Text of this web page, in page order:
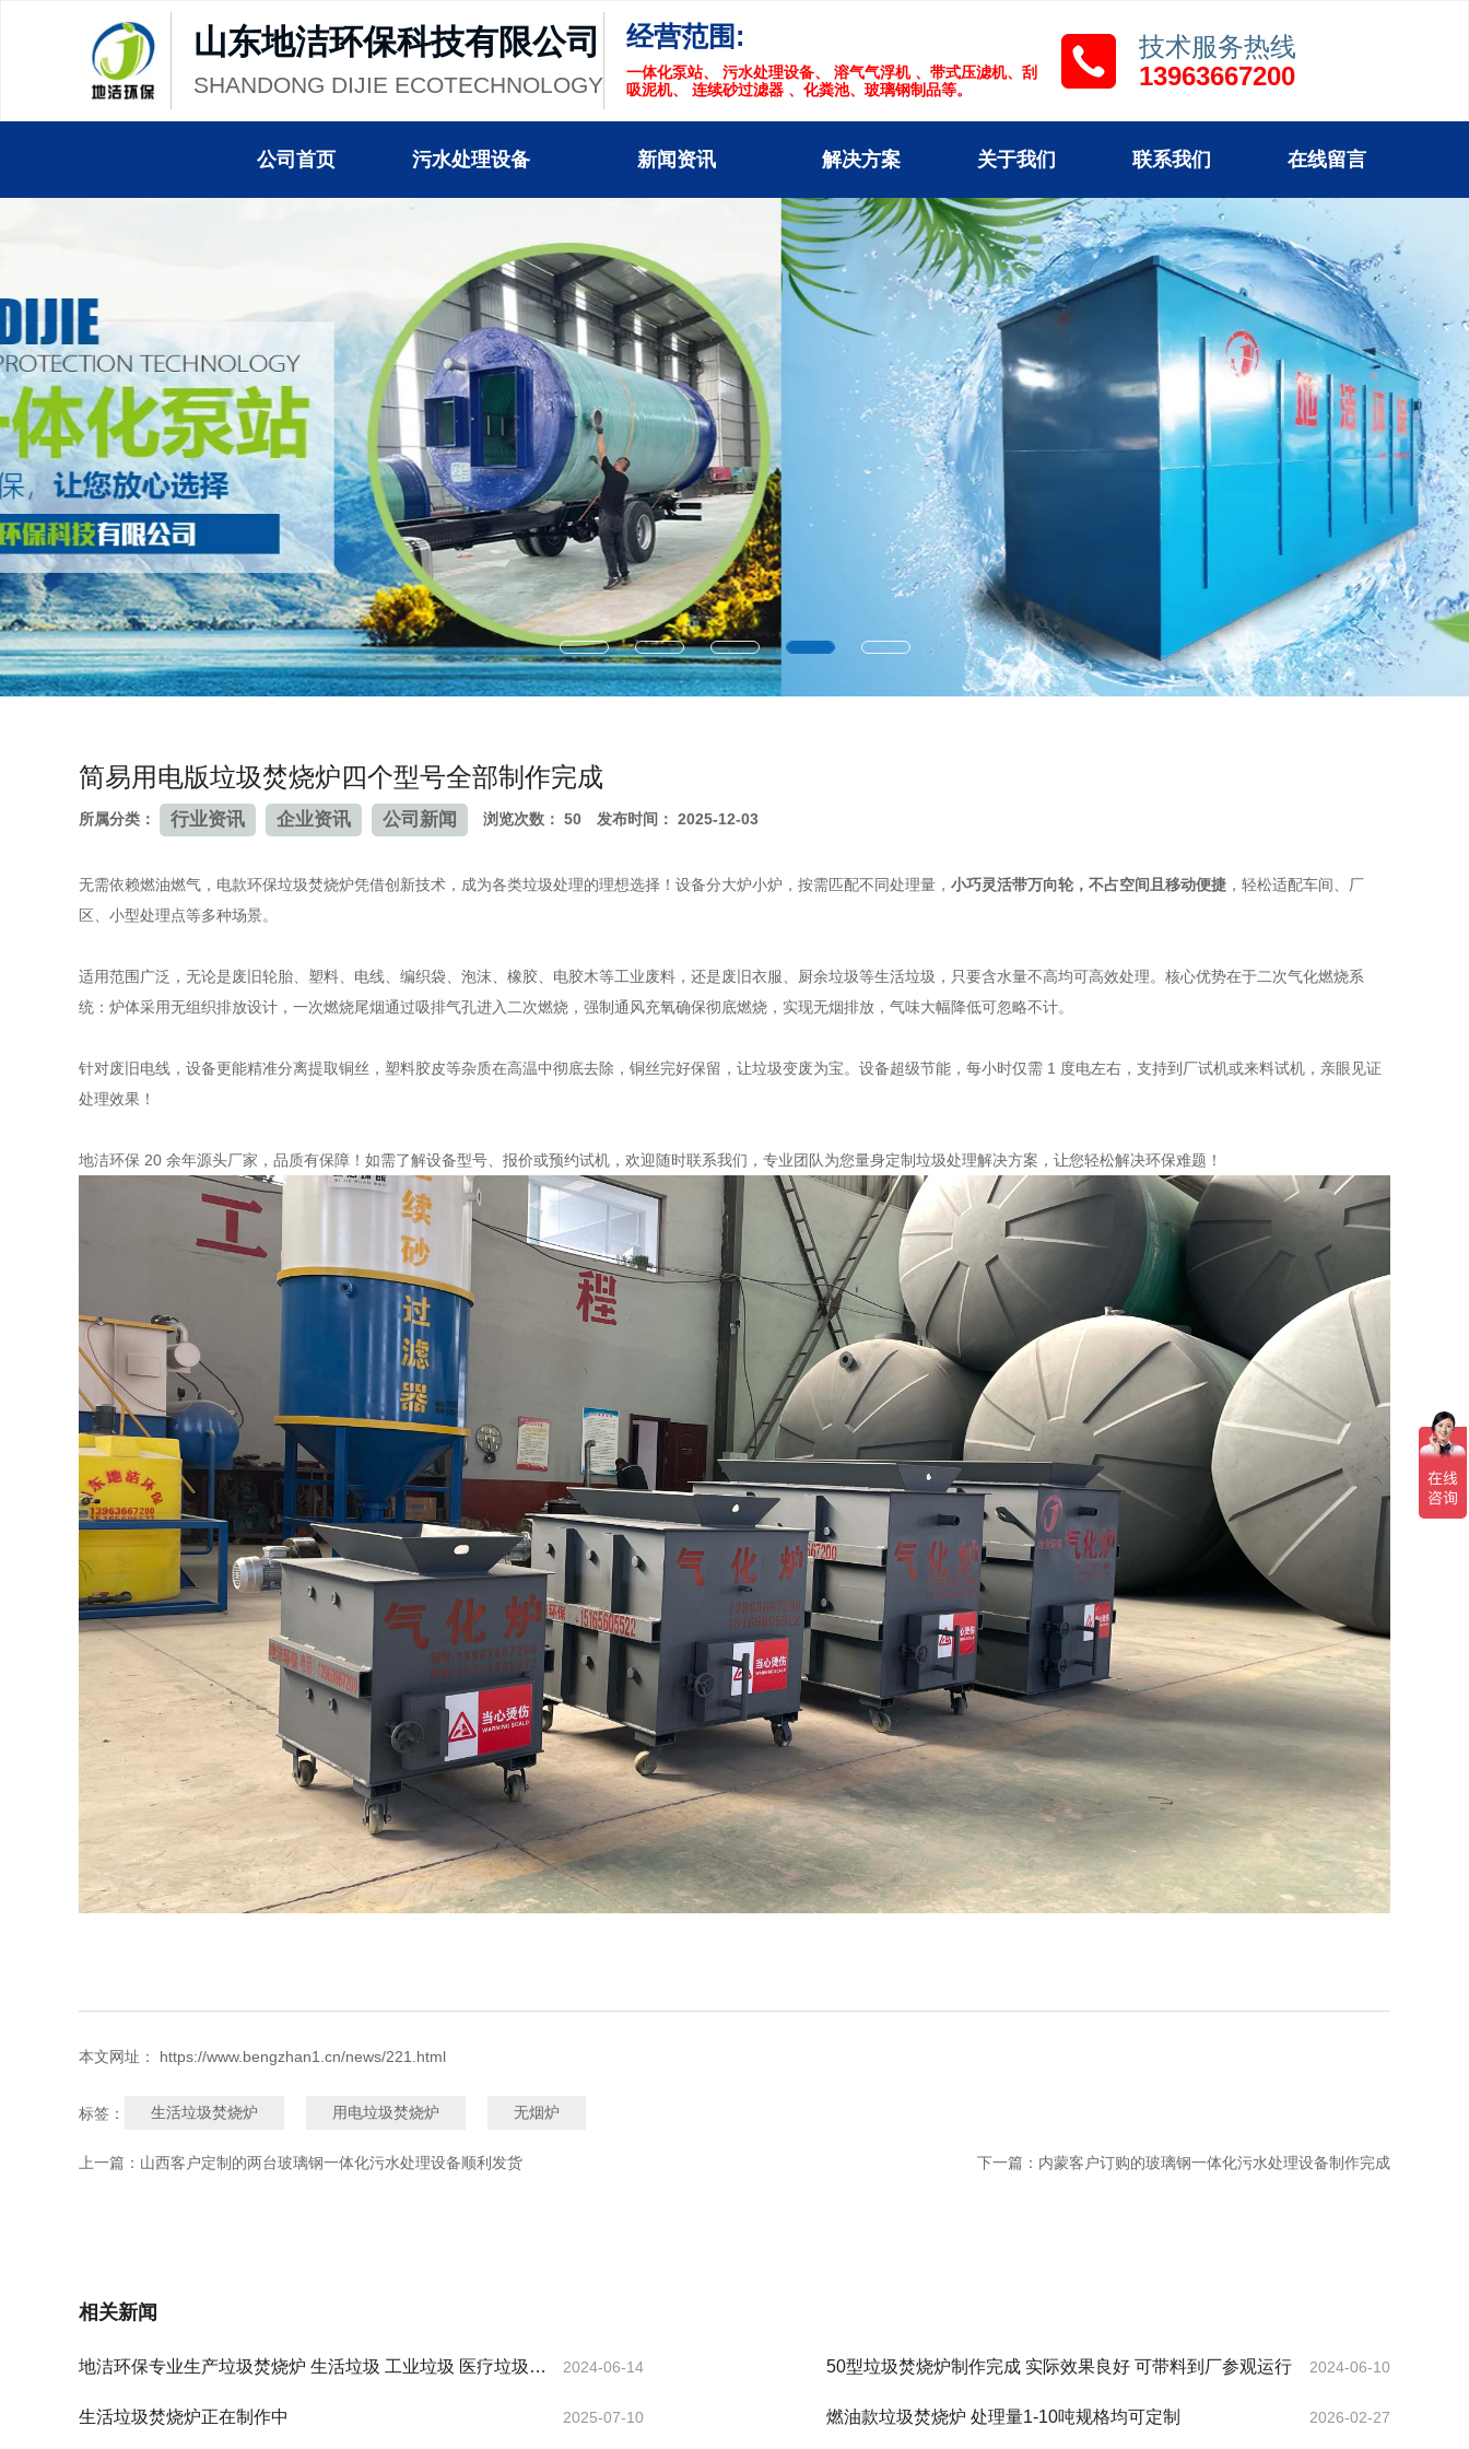
山东地洁环保科技有限公司
SHANDONG DIJIE ECOTECHNOLOGY
经营范围:
一体化泵站、 污水处理设备、 溶气气浮机 、带式压滤机、刮
吸泥机、 连续砂过滤器 、化粪池、玻璃钢制品等。
技术服务热线
13963667200
公司首页 污水处理设备 新闻资讯 解决方案 关于我们 联系我们 在线留言
简易用电版垃圾焚烧炉四个型号全部制作完成
所属分类： 行业资讯 企业资讯 公司新闻 浏览次数： 50 发布时间： 2025-12-03
无需依赖燃油燃气，电款环保垃圾焚烧炉凭借创新技术，成为各类垃圾处理的理想选择！设备分大炉小炉，按需匹配不同处理量， 小巧灵活带万向轮，不占空间且移动便捷 ，轻松适配车间、厂
区、小型处理点等多种场景。
适用范围广泛，无论是废旧轮胎、塑料、电线、编织袋、泡沫、橡胶、电胶木等工业废料，还是废旧衣服、厨余垃圾等生活垃圾，只要含水量不高均可高效处理。核心优势在于二次气化燃烧系
统：炉体采用无组织排放设计，一次燃烧尾烟通过吸排气孔进入二次燃烧，强制通风充氧确保彻底燃烧，实现无烟排放，气味大幅降低可忽略不计。
针对废旧电线，设备更能精准分离提取铜丝，塑料胶皮等杂质在高温中彻底去除，铜丝完好保留，让垃圾变废为宝。设备超级节能，每小时仅需 1 度电左右，支持到厂试机或来料试机，亲眼见证
处理效果！
地洁环保 20 余年源头厂家，品质有保障！如需了解设备型号、报价或预约试机，欢迎随时联系我们，专业团队为您量身定制垃圾处理解决方案，让您轻松解决环保难题！
本文网址： https://www.bengzhan1.cn/news/221.html
标签： 生活垃圾焚烧炉 用电垃圾焚烧炉 无烟炉
上一篇： 山西客户定制的两台玻璃钢一体化污水处理设备顺利发货 下一篇： 内蒙客户订购的玻璃钢一体化污水处理设备制作完成
相关新闻
2024-06-14
地洁环保专业生产垃圾焚烧炉 生活垃圾 工业垃圾 医疗垃圾等
规格齐全 按需定制
2024-06-10
50型垃圾焚烧炉制作完成 实际效果良好 可带料到厂参观运行
2025-07-10
生活垃圾焚烧炉正在制作中 2026-02-27
燃油款垃圾焚烧炉 处理量1-10吨规格均可定制